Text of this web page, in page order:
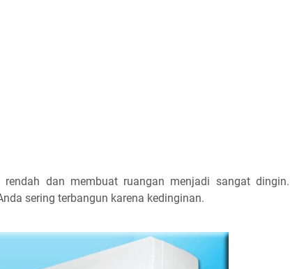
dan membuat ruangan menjadi sangat dingin.
sering terbangun karena kedinginan.